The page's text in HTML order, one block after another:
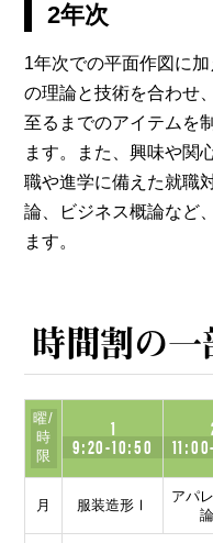
2年次
1年次での平面作図に
の理論と技術を合わせ
至るまでのアイテムを
ます。また、興味や関
職や進学に備えた就職
論、ビジネス概論など
ます。
時間割の
曜/
時
限
1
9:20-10:50
月 服装造形Ⅰ
アパ